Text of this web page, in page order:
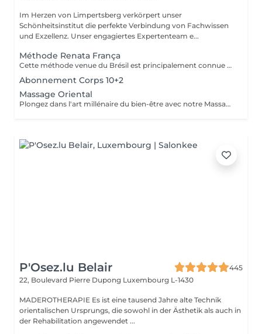
Im Herzen von Limpertsberg verkörpert unser
Schönheitsinstitut die perfekte Verbindung von Fachwissen
und Exzellenz. Unser engagiertes Expertenteam e...
Méthode Renata França
Cette méthode venue du Brésil est principalement connue pour son massage lymphatique manuel drainant mais ce compose en réalité de 3 techniques différentes ! En effet la méthode Renata Franca, est une méthode revisité du drainage lymphatique traditionnel. La méthode devient une version plus tonique et plus ciblée du drainage lymphatique connu et pratiqué jusqu'à ce jour. Grâce à ces gestes toniques et fermes, ces pompages réguliers et un rythme plus rapide, il semblerait que la méthode Renata Franca permette d'obtenir des résultats plus rapides et visuellement impressionnants.
Abonnement Corps 10+2
Massage Oriental
Plongez dans l'art millénaire du bien-être avec notre Massage Oriental. Cette expérience vous transporte vers des contrées lointaines, alliant des techniques de massage traditionnelles à des parfums envoûtants. Laissez-vous envelopper par des mouvements doux et apaisants qui éveillent vos sens tout en relâchant les tensions. Découvrez l'harmonie du corps et de l'esprit dans une atmosphère exotique. Réservez votre voyage vers la sérénité aujourd'hui.
P'Osez.lu Belair
445
22, Boulevard Pierre Dupong Luxembourg L-1430
MADEROTHERAPIE Es ist eine tausend Jahre alte Technik
orientalischen Ursprungs, die sowohl in der Ästhetik als auch in
der Rehabilitation angewendet ...